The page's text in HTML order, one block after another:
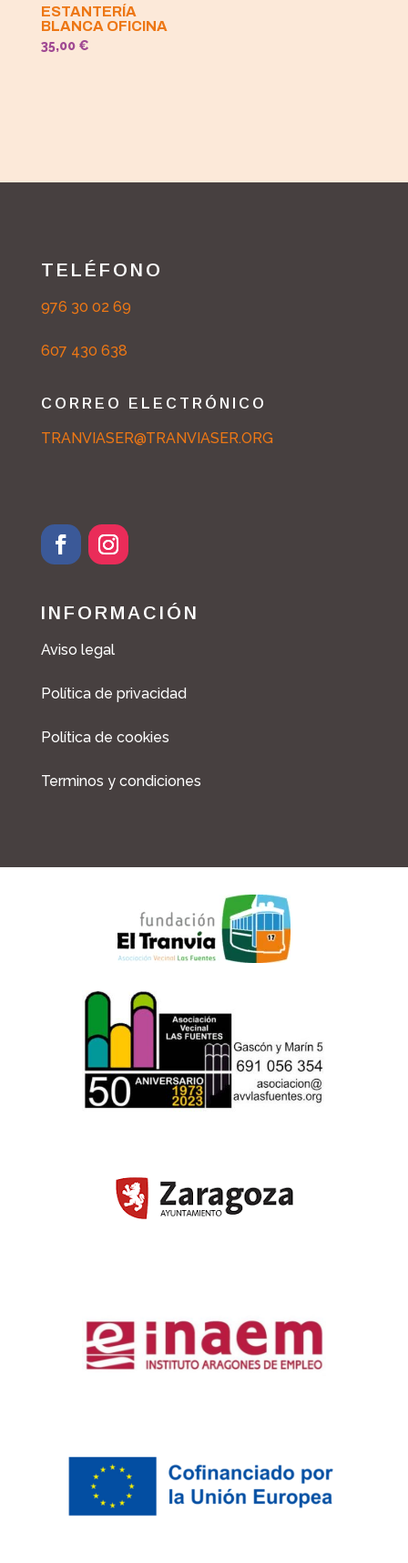
ESTANTERÍA
BLANCA OFICINA
35,00 €
TELÉFONO
976 30 02 69
607 430 638
CORREO ELECTRÓNICO
TRANVIASER@TRANVIASER.ORG
INFORMACIÓN
Aviso legal
Política de privacidad
Política de cookies
Terminos y condiciones